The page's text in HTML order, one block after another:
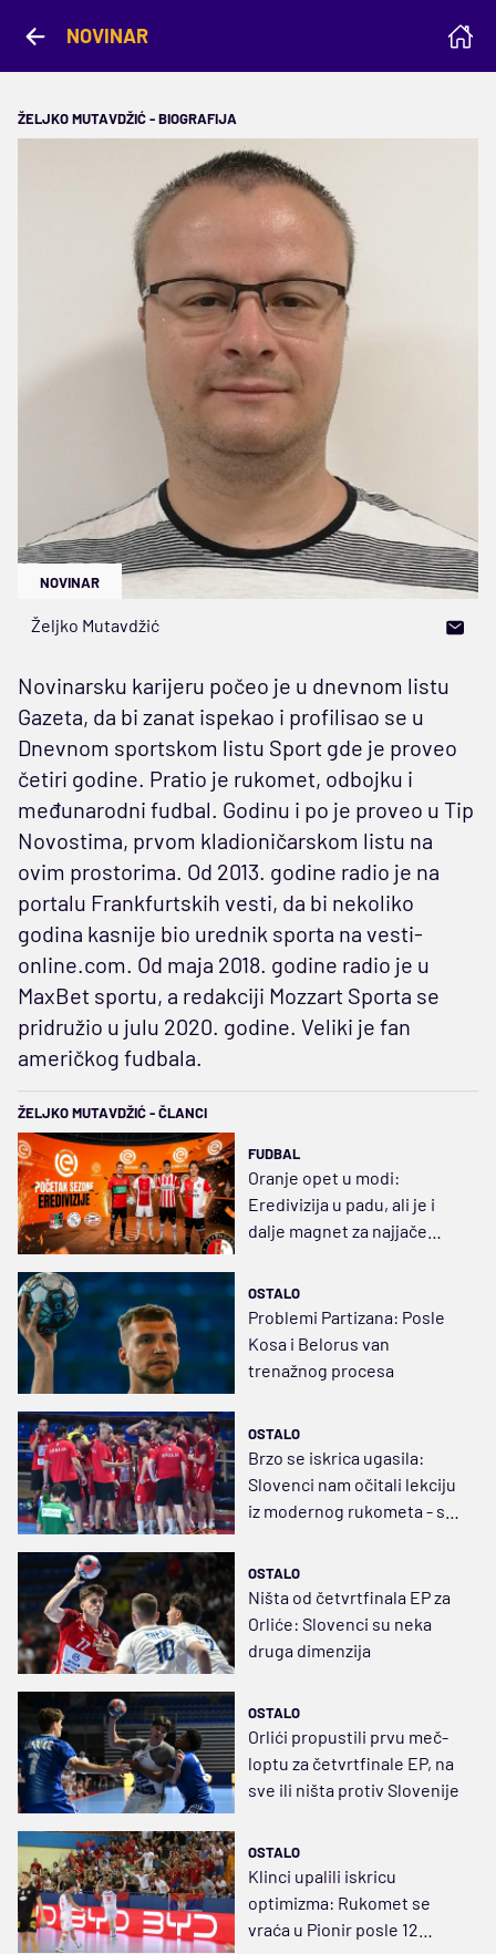
NOVINAR
ŽELJKO MUTAVDŽIĆ - BIOGRAFIJA
NOVINAR
Željko Mutavdžić
Novinarsku karijeru počeo je u dnevnom listu
Gazeta, da bi zanat ispekao i profilisao se u
Dnevnom sportskom listu Sport gde je proveo
četiri godine. Pratio je rukomet, odbojku i
međunarodni fudbal. Godinu i po je proveo u Tip
Novostima, prvom kladioničarskom listu na
ovim prostorima. Od 2013. godine radio je na
portalu Frankfurtskih vesti, da bi nekoliko
godina kasnije bio urednik sporta na vesti-
online.com. Od maja 2018. godine radio je u
MaxBet sportu, a redakciji Mozzart Sporta se
pridružio u julu 2020. godine. Veliki je fan
američkog fudbala.
ŽELJKO MUTAVDŽIĆ - ČLANCI
FUDBAL
Oranje opet u modi:
Eredivizija u padu, ali je i
dalje magnet za najjače
OSTALO
Problemi Partizana: Posle
Kosa i Belorus van
trenažnog procesa
OSTALO
Brzo se iskrica ugasila:
Slovenci nam očitali lekciju
iz modernog rukometa - sad
OSTALO
Ništa od četvrtfinala EP za
Orliće: Slovenci su neka
druga dimenzija
OSTALO
Orlići propustili prvu meč-
loptu za četvrtfinale EP, na
sve ili ništa protiv Slovenije
OSTALO
Klinci upalili iskricu
optimizma: Rukomet se
vraća u Pionir posle 12